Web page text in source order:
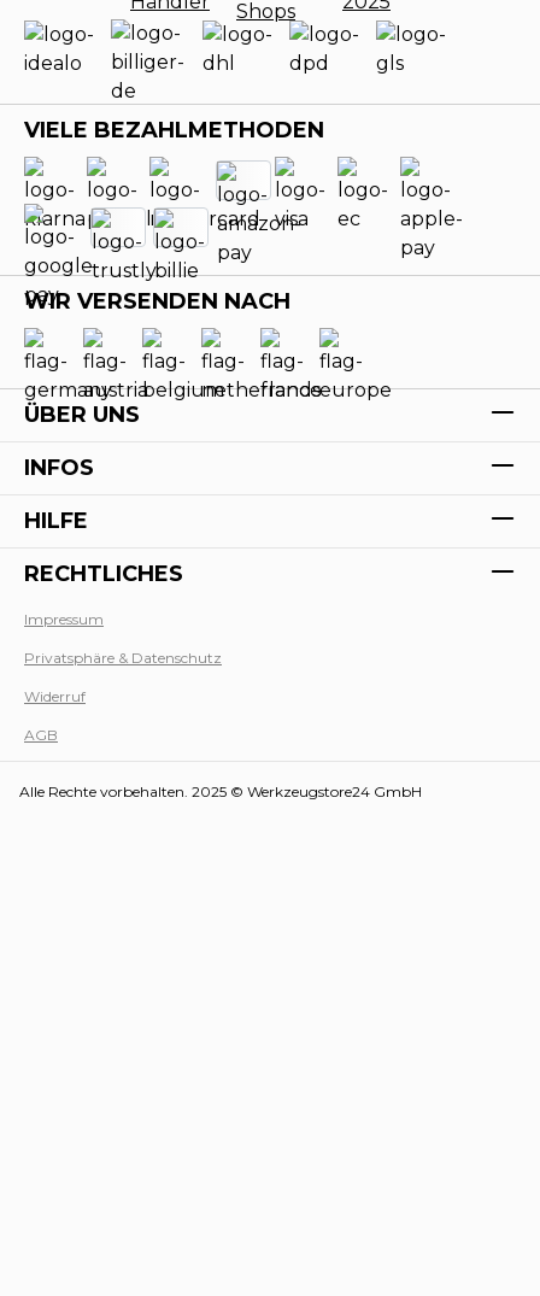
VIELE BEZAHLMETHODEN
WIR VERSENDEN NACH
ÜBER UNS
INFOS
HILFE
RECHTLICHES
Impressum
Privatsphäre & Datenschutz
Widerruf
AGB
Alle Rechte vorbehalten. 2025 © Werkzeugstore24 GmbH